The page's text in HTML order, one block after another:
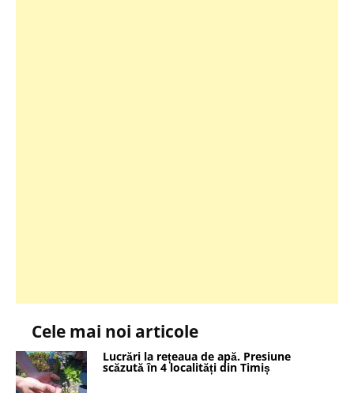
Cele mai noi articole
Lucrări la rețeaua de apă. Presiune
scăzută în 4 localități din Timiș